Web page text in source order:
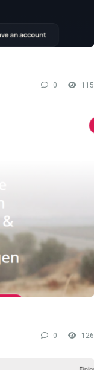
0 115
0 126